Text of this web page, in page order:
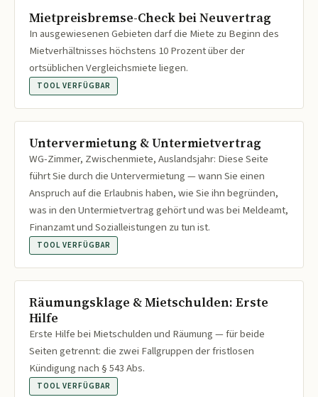
Mietpreisbremse-Check bei Neuvertrag
In ausgewiesenen Gebieten darf die Miete zu Beginn des
Mietverhältnisses höchstens 10 Prozent über der
ortsüblichen Vergleichsmiete liegen.
TOOL VERFÜGBAR
Untervermietung & Untermietvertrag
WG-Zimmer, Zwischenmiete, Auslandsjahr: Diese Seite
führt Sie durch die Untervermietung — wann Sie einen
Anspruch auf die Erlaubnis haben, wie Sie ihn begründen,
was in den Untermietvertrag gehört und was bei Meldeamt,
Finanzamt und Sozialleistungen zu tun ist.
TOOL VERFÜGBAR
Räumungsklage & Mietschulden: Erste
Hilfe
Erste Hilfe bei Mietschulden und Räumung — für beide
Seiten getrennt: die zwei Fallgruppen der fristlosen
Kündigung nach § 543 Abs.
TOOL VERFÜGBAR